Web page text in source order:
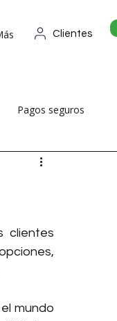
Clientes
Pagos seguros
clientes
mundo